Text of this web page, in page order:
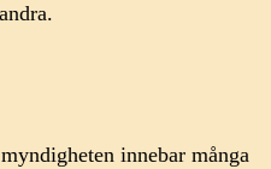
innebar många